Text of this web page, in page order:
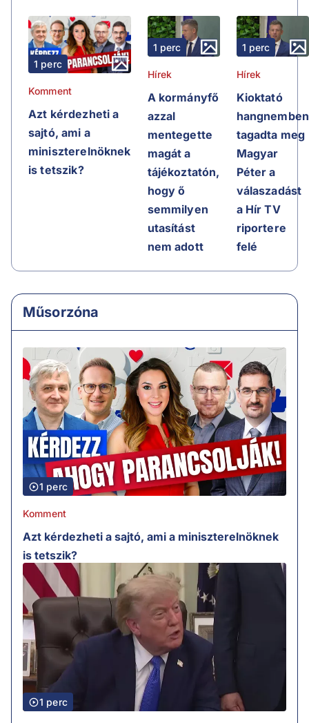
1 perc
Komment
Azt kérdezheti a
sajtó, ami a
miniszterelnöknek
is tetszik?
1 perc
Hírek
A kormányfő
azzal
mentegette
magát a
tájékoztatón,
hogy ő
semmilyen
utasítást
nem adott
1 perc
Hírek
Kioktató
hangnemben
tagadta meg
Magyar
Péter a
válaszadást
a Hír TV
riportere
felé
Műsorzóna
1 perc
Komment
Azt kérdezheti a sajtó, ami a miniszterelnöknek
is tetszik?
1 perc